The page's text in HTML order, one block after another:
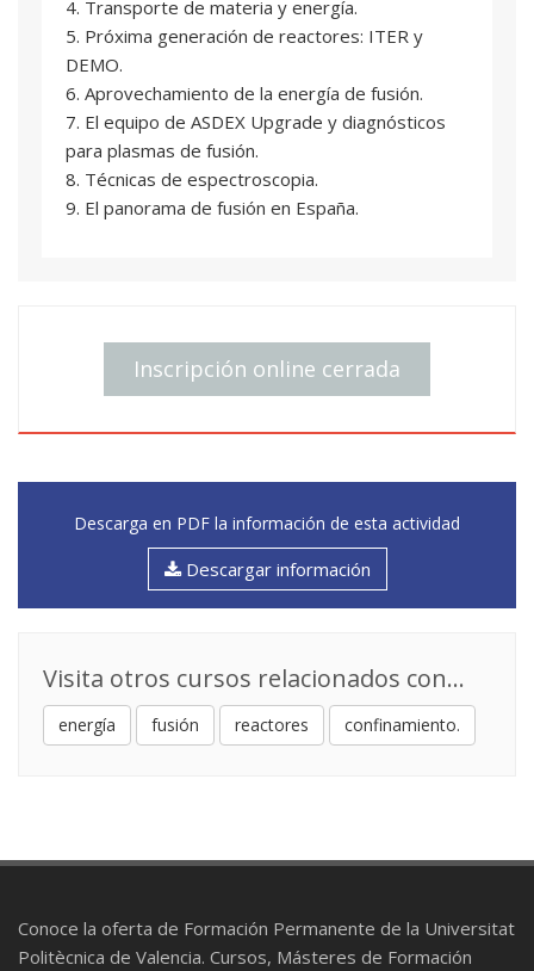
4. Transporte de materia y energía.
5. Próxima generación de reactores: ITER y
DEMO.
6. Aprovechamiento de la energía de fusión.
7. El equipo de ASDEX Upgrade y diagnósticos
para plasmas de fusión.
8. Técnicas de espectroscopia.
9. El panorama de fusión en España.
Inscripción online cerrada
Descarga en PDF la información de esta actividad
Descargar información
Visita otros cursos relacionados con...
energía fusión reactores confinamiento.
Conoce la oferta de Formación Permanente de la Universitat
Politècnica de Valencia. Cursos, Másteres de Formación